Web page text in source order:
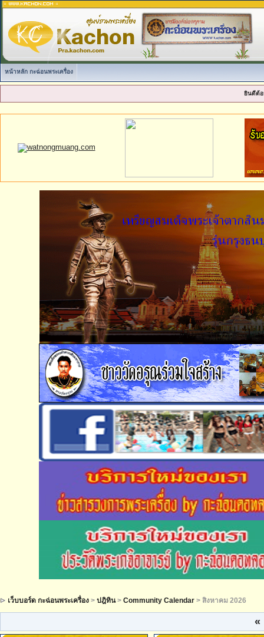
หน้าหลัก กะฉ่อนพระเครื่อง
ยินดีต้อ
เว็บบอร์ด กะฉ่อนพระเครื่อง > ปฎิทิน> Community Calendar > สิงหาคม 2026
«